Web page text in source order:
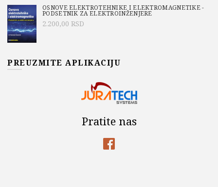
OSNOVE ELEKTROTEHNIKE I ELEKTROMAGNETIKE -
PODSETNIK ZA ELEKTROINŽENJERE
2.200,00 RSD
PREUZMITE APLIKACIJU
Pratite nas